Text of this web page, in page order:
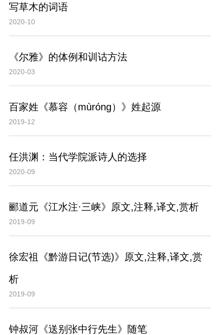
写草木的词语
2020-10
《尔雅》的体例和训诂方法
2020-03
百家姓《慕容（mùróng）》姓起源
2019-12
任洪渊：当代学院派诗人的选择
2020-09
郦道元《江水注·三峡》原文,注释,译文,赏析
2019-09
徐宏祖《黔游日记(节选)》原文,注释,译文,赏
析
2019-09
钟叔河《送别张中行先生》随笔